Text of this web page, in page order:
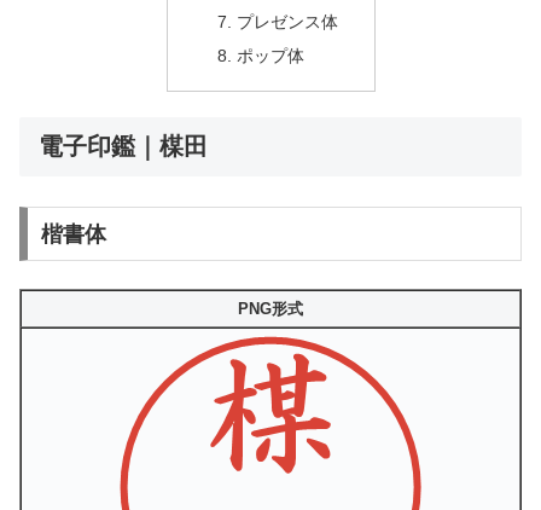
プレゼンス体
ポップ体
電子印鑑｜楳田
楷書体
PNG形式